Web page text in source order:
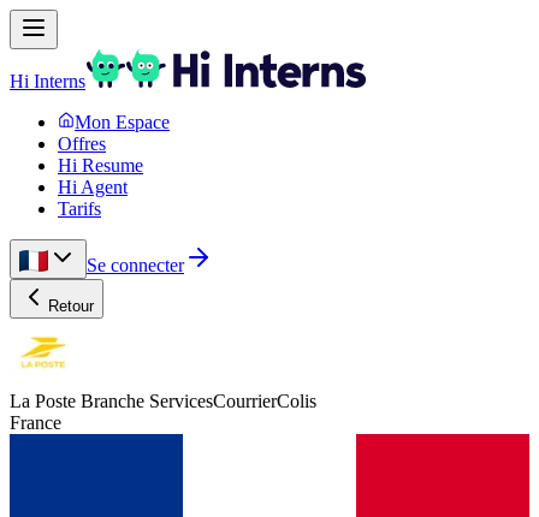
Hi Interns
Mon Espace
Offres
Hi Resume
Hi Agent
Tarifs
Se connecter
Retour
La Poste Branche ServicesCourrierColis
France